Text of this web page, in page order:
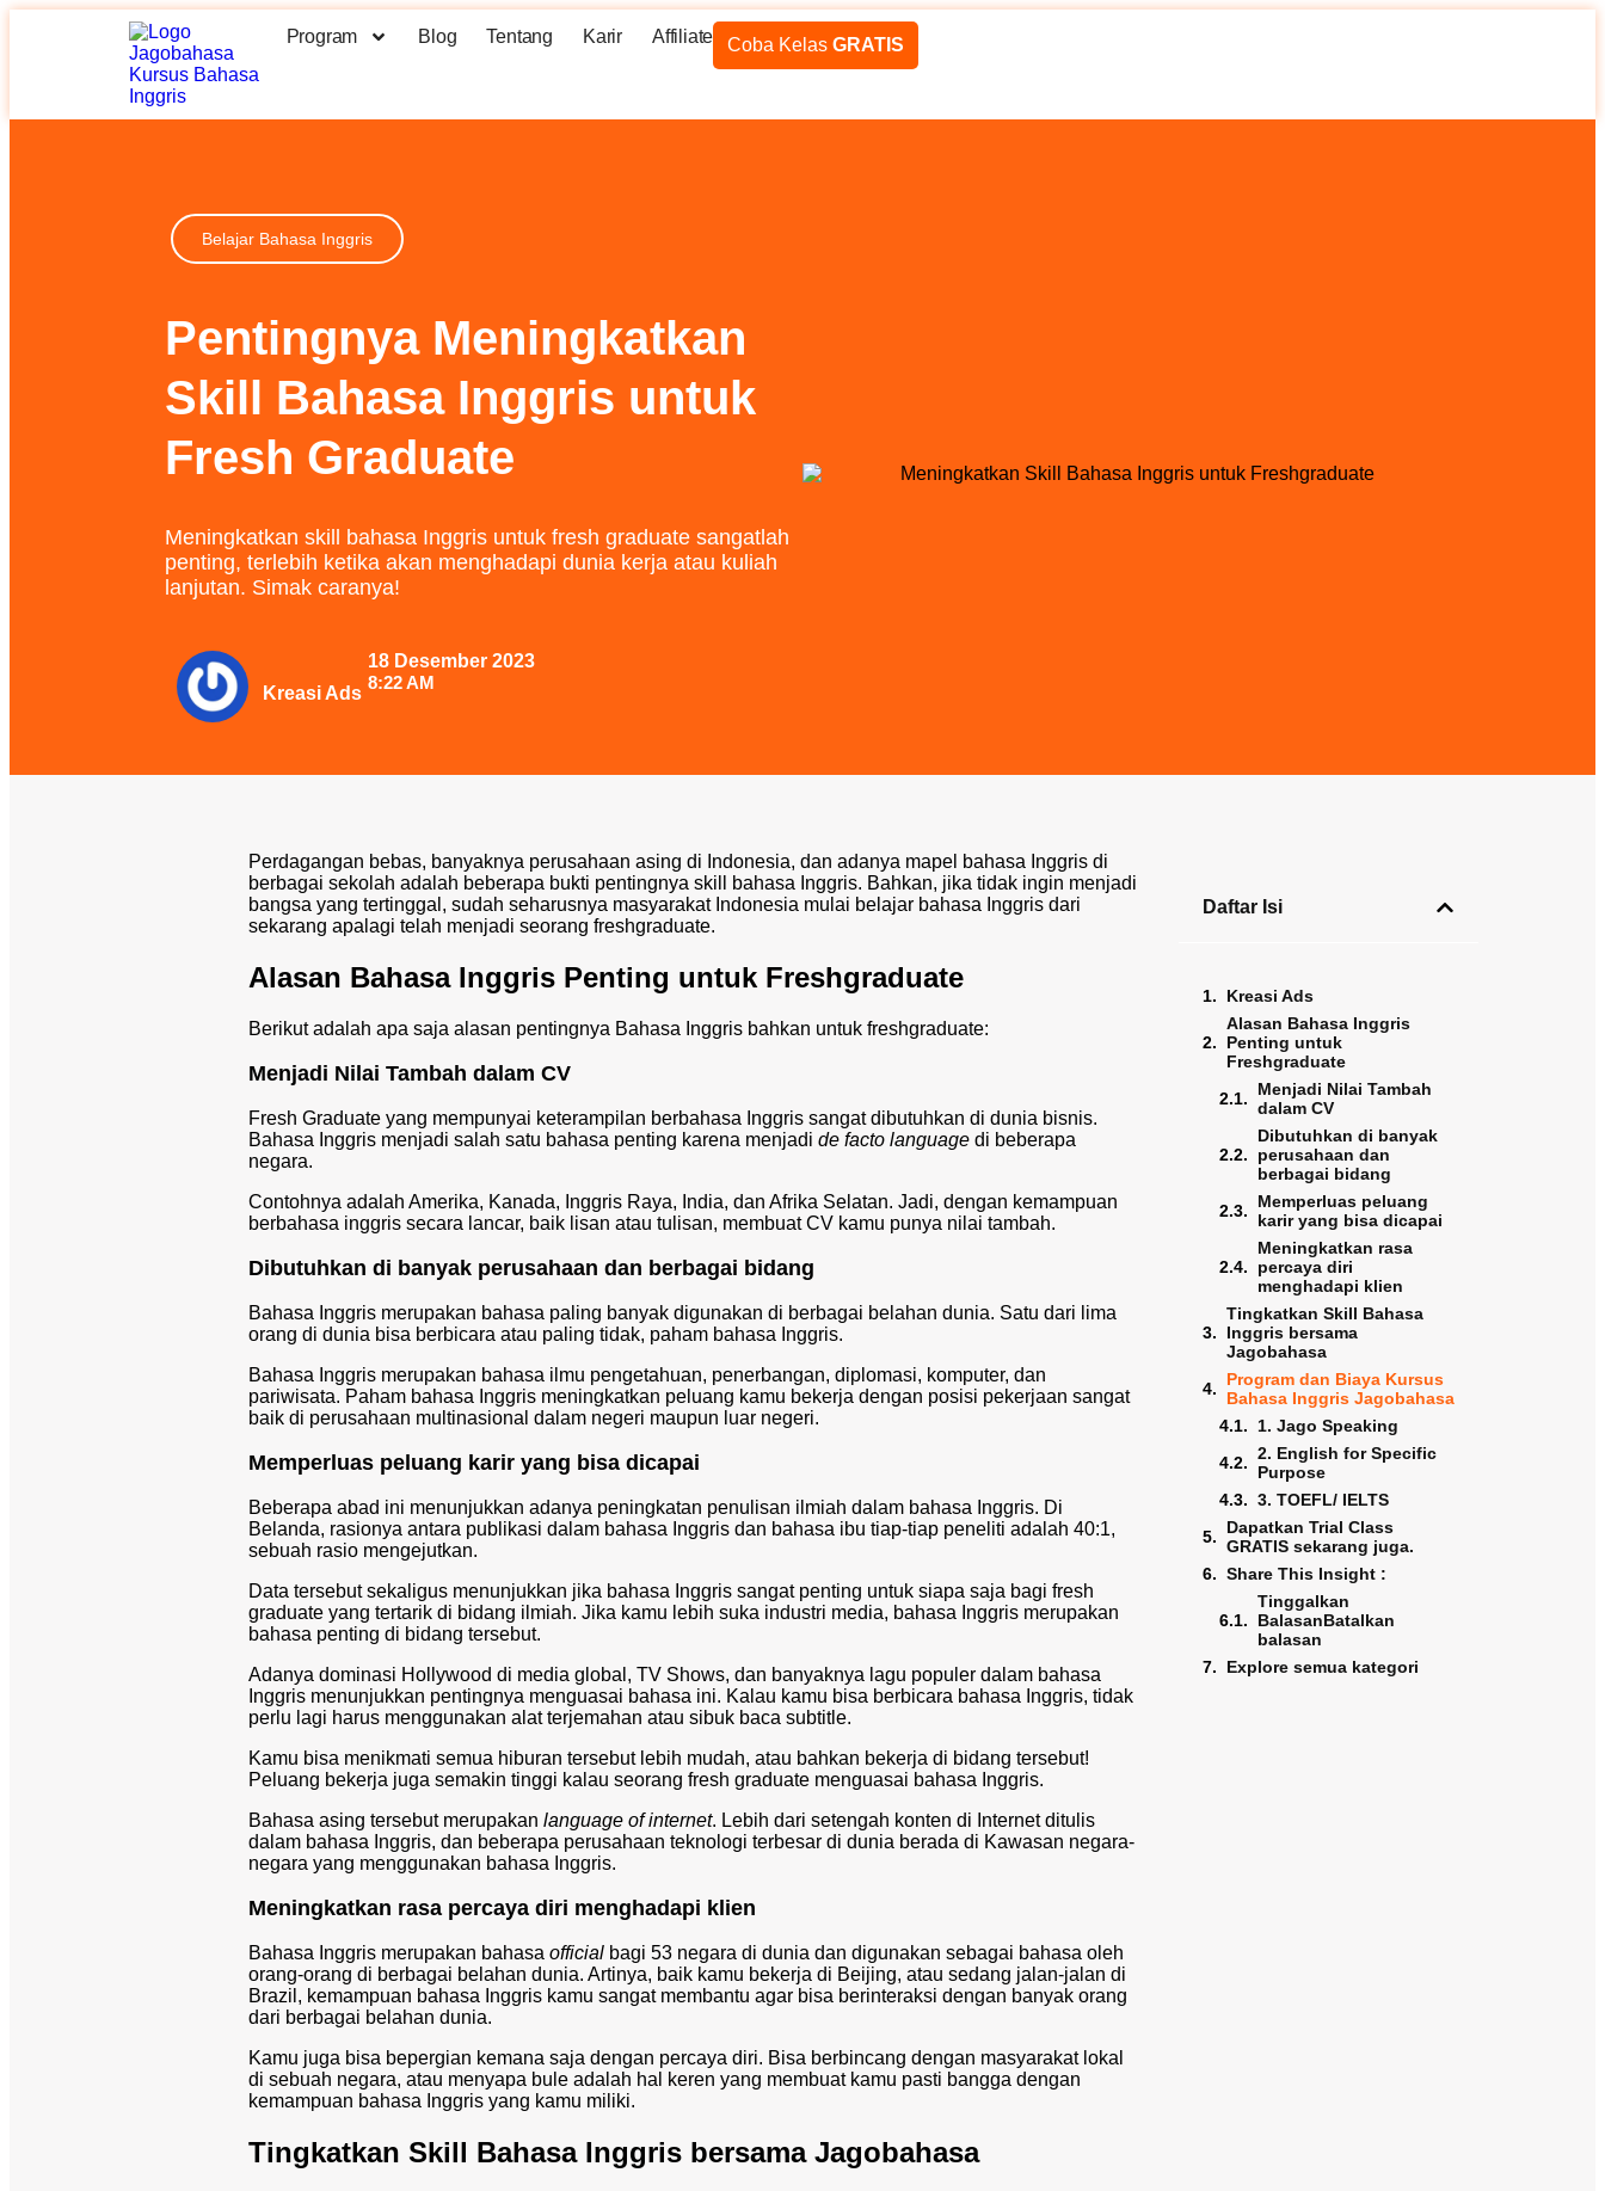
Program Blog Tentang Karir Affiliate Coba KelasGRATIS
Belajar Bahasa Inggris
Pentingnya Meningkatkan
Skill Bahasa Inggris untuk
Fresh Graduate
Meningkatkan skill bahasa Inggris untuk fresh graduate sangatlah
penting, terlebih ketika akan menghadapi dunia kerja atau kuliah
lanjutan. Simak caranya!
Kreasi Ads
18 Desember 2023
8:22 AM
Perdagangan bebas, banyaknya perusahaan asing di Indonesia, dan adanya mapel bahasa Inggris di
berbagai sekolah adalah beberapa bukti pentingnya skill bahasa Inggris. Bahkan, jika tidak ingin menjadi
bangsa yang tertinggal, sudah seharusnya masyarakat Indonesia mulai belajar bahasa Inggris dari
sekarang apalagi telah menjadi seorang freshgraduate.
Alasan Bahasa Inggris Penting untuk Freshgraduate
Berikut adalah apa saja alasan pentingnya Bahasa Inggris bahkan untuk freshgraduate:
Menjadi Nilai Tambah dalam CV
Fresh Graduate yang mempunyai keterampilan berbahasa Inggris sangat dibutuhkan di dunia bisnis.
Bahasa Inggris menjadi salah satu bahasa penting karena menjadi de facto language di beberapa
negara.
Contohnya adalah Amerika, Kanada, Inggris Raya, India, dan Afrika Selatan. Jadi, dengan kemampuan
berbahasa inggris secara lancar, baik lisan atau tulisan, membuat CV kamu punya nilai tambah.
Dibutuhkan di banyak perusahaan dan berbagai bidang
Bahasa Inggris merupakan bahasa paling banyak digunakan di berbagai belahan dunia. Satu dari lima
orang di dunia bisa berbicara atau paling tidak, paham bahasa Inggris.
Bahasa Inggris merupakan bahasa ilmu pengetahuan, penerbangan, diplomasi, komputer, dan
pariwisata. Paham bahasa Inggris meningkatkan peluang kamu bekerja dengan posisi pekerjaan sangat
baik di perusahaan multinasional dalam negeri maupun luar negeri.
Memperluas peluang karir yang bisa dicapai
Beberapa abad ini menunjukkan adanya peningkatan penulisan ilmiah dalam bahasa Inggris. Di
Belanda, rasionya antara publikasi dalam bahasa Inggris dan bahasa ibu tiap-tiap peneliti adalah 40:1,
sebuah rasio mengejutkan.
Data tersebut sekaligus menunjukkan jika bahasa Inggris sangat penting untuk siapa saja bagi fresh
graduate yang tertarik di bidang ilmiah. Jika kamu lebih suka industri media, bahasa Inggris merupakan
bahasa penting di bidang tersebut.
Adanya dominasi Hollywood di media global, TV Shows, dan banyaknya lagu populer dalam bahasa
Inggris menunjukkan pentingnya menguasai bahasa ini. Kalau kamu bisa berbicara bahasa Inggris, tidak
perlu lagi harus menggunakan alat terjemahan atau sibuk baca subtitle.
Kamu bisa menikmati semua hiburan tersebut lebih mudah, atau bahkan bekerja di bidang tersebut!
Peluang bekerja juga semakin tinggi kalau seorang fresh graduate menguasai bahasa Inggris.
Bahasa asing tersebut merupakan language of internet. Lebih dari setengah konten di Internet ditulis
dalam bahasa Inggris, dan beberapa perusahaan teknologi terbesar di dunia berada di Kawasan negara-
negara yang menggunakan bahasa Inggris.
Meningkatkan rasa percaya diri menghadapi klien
Bahasa Inggris merupakan bahasa official bagi 53 negara di dunia dan digunakan sebagai bahasa oleh
orang-orang di berbagai belahan dunia. Artinya, baik kamu bekerja di Beijing, atau sedang jalan-jalan di
Brazil, kemampuan bahasa Inggris kamu sangat membantu agar bisa berinteraksi dengan banyak orang
dari berbagai belahan dunia.
Kamu juga bisa bepergian kemana saja dengan percaya diri. Bisa berbincang dengan masyarakat lokal
di sebuah negara, atau menyapa bule adalah hal keren yang membuat kamu pasti bangga dengan
kemampuan bahasa Inggris yang kamu miliki.
Tingkatkan Skill Bahasa Inggris bersama Jagobahasa
Daftar Isi
Kreasi Ads
Alasan Bahasa Inggris
Penting untuk
Freshgraduate
Menjadi Nilai Tambah
dalam CV
Dibutuhkan di banyak
perusahaan dan
berbagai bidang
Memperluas peluang
karir yang bisa dicapai
Meningkatkan rasa
percaya diri
menghadapi klien
Tingkatkan Skill Bahasa
Inggris bersama
Jagobahasa
Program dan Biaya Kursus
Bahasa Inggris Jagobahasa
1. Jago Speaking
2. English for Specific
Purpose
3. TOEFL/ IELTS
Dapatkan Trial Class
GRATIS sekarang juga.
Share This Insight :
Tinggalkan
BalasanBatalkan
balasan
Explore semua kategori